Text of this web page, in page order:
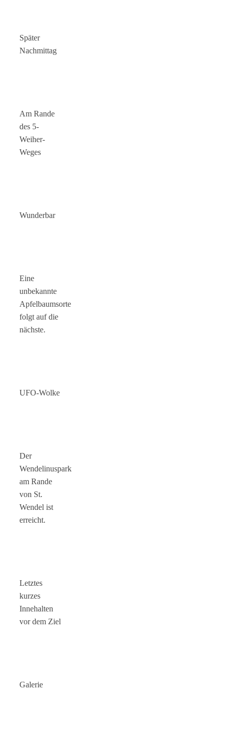
Später
Nachmittag
Am Rande
des 5-
Weiher-
Weges
Wunderbar
Eine
unbekannte
Apfelbaumsorte
folgt auf die
nächste.
UFO-Wolke
Der
Wendelinuspark
am Rande
von St.
Wendel ist
erreicht.
Letztes
kurzes
Innehalten
vor dem Ziel
Galerie